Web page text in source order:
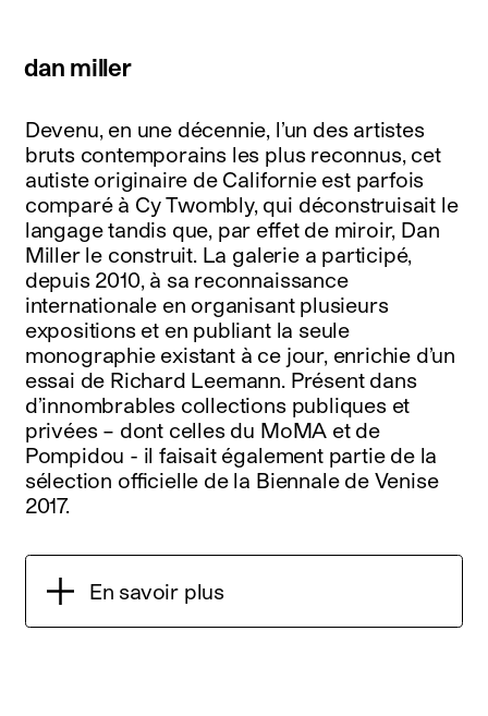
dan miller
Devenu, en une décennie, l’un des artistes
bruts contemporains les plus reconnus, cet
autiste originaire de Californie est parfois
comparé à Cy Twombly, qui déconstruisait le
langage tandis que, par effet de miroir, Dan
Miller le construit. La galerie a participé,
depuis 2010, à sa reconnaissance
internationale en organisant plusieurs
expositions et en publiant la seule
monographie existant à ce jour, enrichie d’un
essai de Richard Leemann. Présent dans
d’innombrables collections publiques et
privées – dont celles du MoMA et de
Pompidou - il faisait également partie de la
sélection officielle de la Biennale de Venise
2017.
En savoir plus